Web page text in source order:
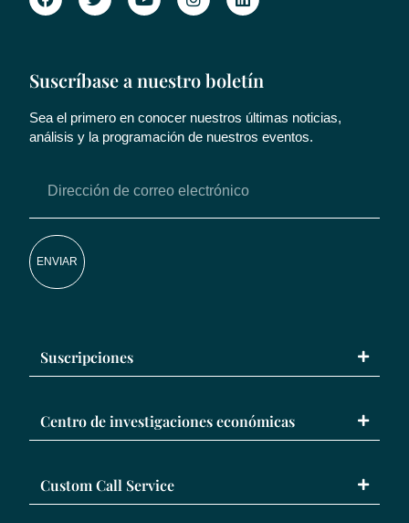
Suscríbase a nuestro boletín
Sea el primero en conocer nuestros últimas noticias,
análisis y la programación de nuestros eventos.
ENVIAR
Suscripciones
Centro de investigaciones económicas
Custom Call Service